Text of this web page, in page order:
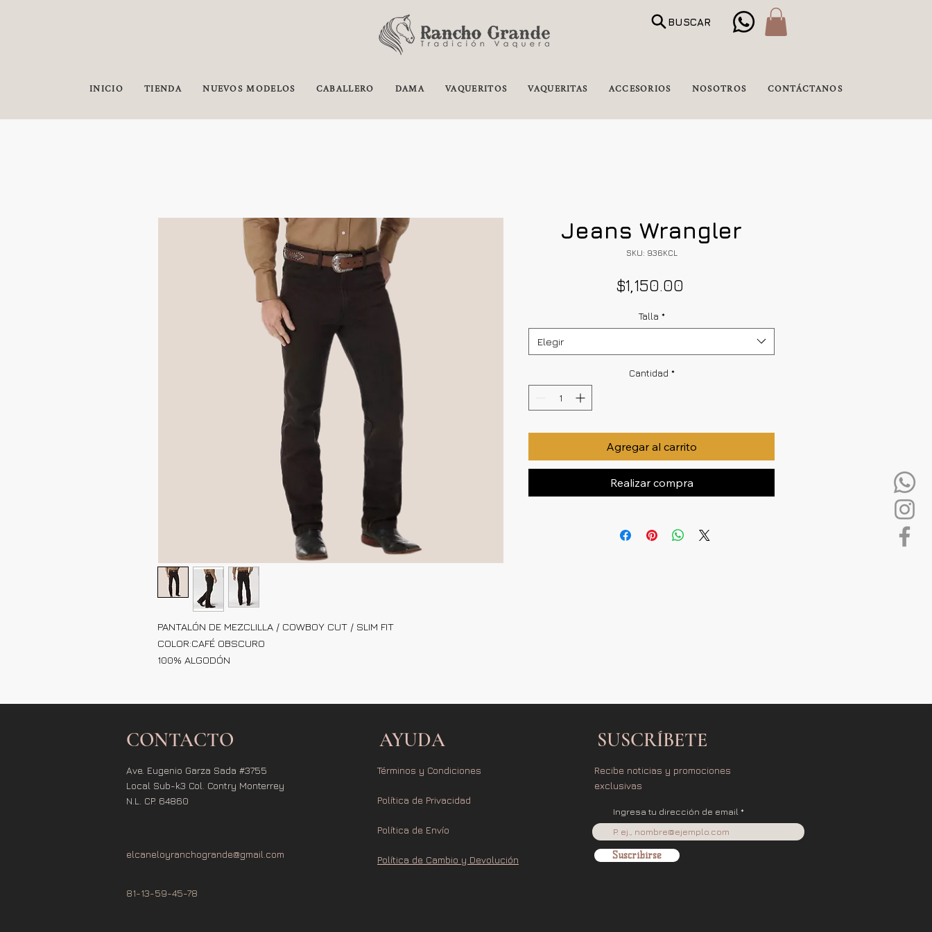
BUSCAR
INICIO TIENDA NUEVOS MODELOS CABALLERO DAMA VAQUERITOS VAQUERITAS ACCESORIOS NOSOTROS CONTÁCTANOS
PANTALÓN DE MEZCLILLA / COWBOY CUT / SLIM FIT
COLOR:CAFÉ OBSCURO
100% ALGODÓN
Jeans Wrangler
SKU: 936KCL
$1,150.00
Talla *
Elegir
Cantidad *
Agregar al carrito
Realizar compra
CONTACTO
Ave. Eugenio Garza Sada #3755
Local Sub-k3 Col. Contry Monterrey
N.L. CP. 64860
elcaneloyranchogrande@gmail.com
81-13-59-45-78
AYUDA
Términos y Condiciones
Política de Privacidad
Política de Envío
Política de Cambio y Devolución
SUSCRÍBETE
Recibe noticias y promociones
exclusivas
Ingresa tu dirección de email
Suscribirse